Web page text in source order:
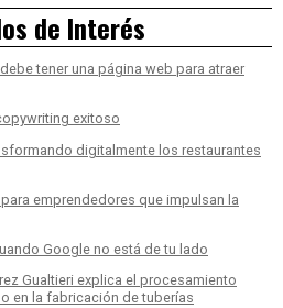
de Interés
tener una página web para atraer
exitoso
digitalmente los restaurantes
emprendedores que impulsan la
Google no está de tu lado
Gualtieri explica el procesamiento
en la fabricación de tuberías